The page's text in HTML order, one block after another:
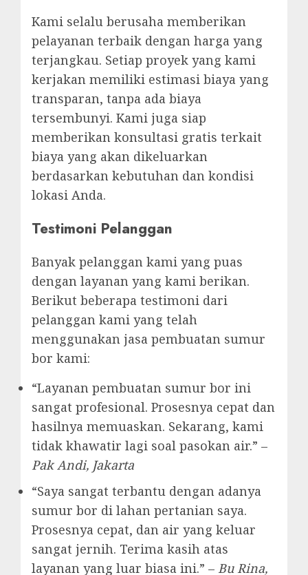
Kami selalu berusaha memberikan
pelayanan terbaik dengan harga yang
terjangkau. Setiap proyek yang kami
kerjakan memiliki estimasi biaya yang
transparan, tanpa ada biaya
tersembunyi. Kami juga siap
memberikan konsultasi gratis terkait
biaya yang akan dikeluarkan
berdasarkan kebutuhan dan kondisi
lokasi Anda.
Testimoni Pelanggan
Banyak pelanggan kami yang puas
dengan layanan yang kami berikan.
Berikut beberapa testimoni dari
pelanggan kami yang telah
menggunakan jasa pembuatan sumur
bor kami:
“Layanan pembuatan sumur bor ini
sangat profesional. Prosesnya cepat dan
hasilnya memuaskan. Sekarang, kami
tidak khawatir lagi soal pasokan air.” –
Pak Andi, Jakarta
“Saya sangat terbantu dengan adanya
sumur bor di lahan pertanian saya.
Prosesnya cepat, dan air yang keluar
sangat jernih. Terima kasih atas
layanan yang luar biasa ini.” – Bu Rina,